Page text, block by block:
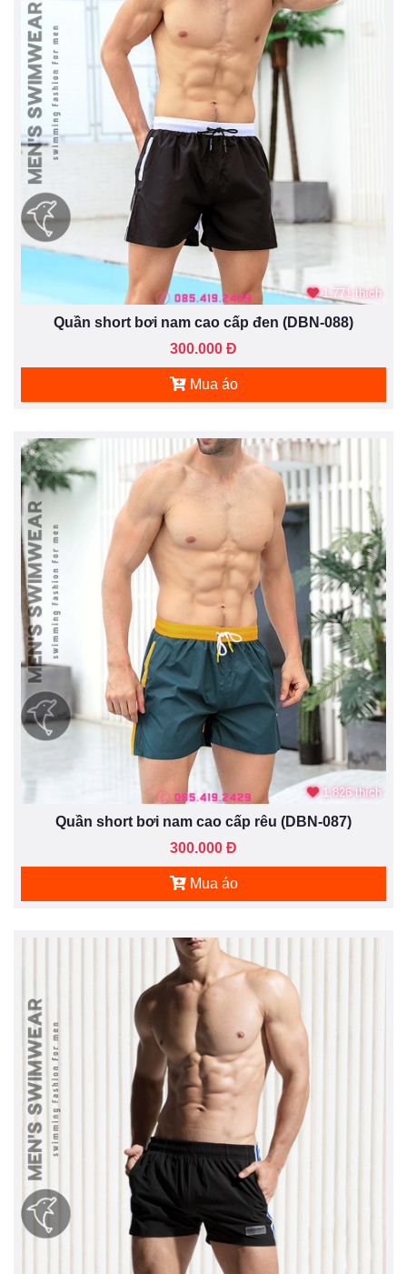
1.771 thích
Quần short bơi nam cao cấp đen (DBN-088)
300.000 Đ
Mua áo
1.826 thích
Quần short bơi nam cao cấp rêu (DBN-087)
300.000 Đ
Mua áo